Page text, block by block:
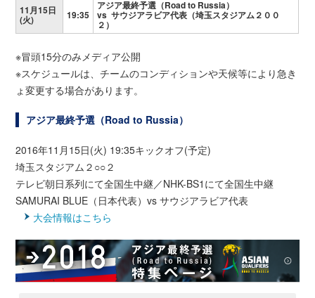
11月15日
(火) 19:35
アジア最終予選（Road to Russia）
vs サウジアラビア代表（埼玉スタジアム２００
２）
※冒頭15分のみメディア公開
※スケジュールは、チームのコンディションや天候等により急き
ょ変更する場合があります。
アジア最終予選（Road to Russia）
2016年11月15日(火) 19:35キックオフ(予定)
埼玉スタジアム２○○２
テレビ朝日系列にて全国生中継／NHK-BS1にて全国生中継
SAMURAI BLUE（日本代表）vs サウジアラビア代表
大会情報はこちら